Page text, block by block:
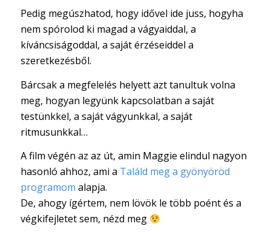
Pedig megúszhatod, hogy idővel ide juss, hogyha
nem spórolod ki magad a vágyaiddal, a
kíváncsiságoddal, a saját érzéseiddel a
szeretkezésből.
Bárcsak a megfelelés helyett azt tanultuk volna
meg, hogyan legyünk kapcsolatban a saját
testünkkel, a saját vágyunkkal, a saját
ritmusunkkal…
A film végén az az út, amin Maggie elindul nagyon
hasonló ahhoz, ami a Találd meg a gyönyöröd
programom alapja.
De, ahogy ígértem, nem lövök le több poént és a
végkifejletet sem, nézd meg